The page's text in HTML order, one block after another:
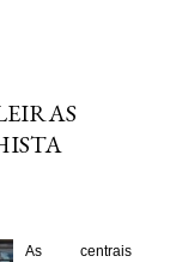
As centrais